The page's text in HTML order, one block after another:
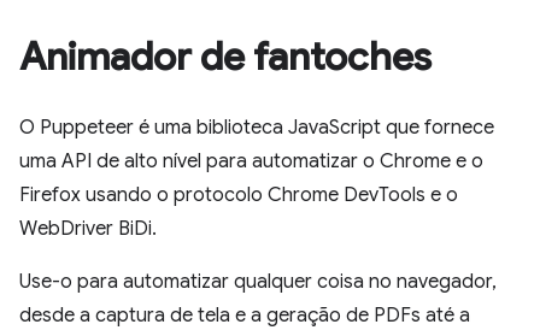
Animador de fantoches
O Puppeteer é uma biblioteca JavaScript que fornece
uma API de alto nível para automatizar o Chrome e o
Firefox usando o protocolo Chrome DevTools e o
WebDriver BiDi.
Use-o para automatizar qualquer coisa no navegador,
desde a captura de tela e a geração de PDFs até a